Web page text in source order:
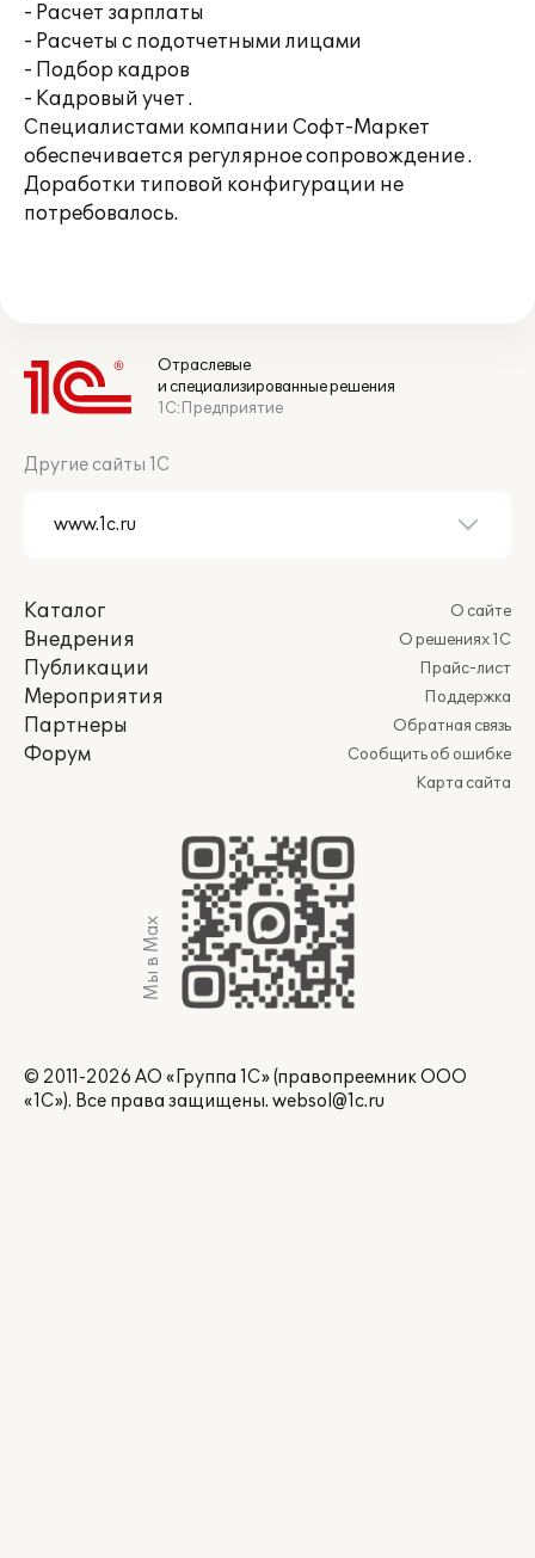
- Расчет зарплаты
- Расчеты с подотчетными лицами
- Подбор кадров
- Кадровый учет .
Специалистами компании Софт-Маркет
обеспечивается регулярное сопровождение .
Доработки типовой конфигурации не
потребовалось.
Отраслевые
и специализированные решения
1С:Предприятие
Другие сайты 1С
Каталог
Внедрения
Публикации
Мероприятия
Партнеры
Форум
О сайте
О решениях 1С
Прайс-лист
Поддержка
Обратная связь
Сообщить об ошибке
Карта сайта
Мы в Max
© 2011-2026 АО «Группа 1С» (правопреемник ООО
«1С»). Все права защищены. websol@1c.ru